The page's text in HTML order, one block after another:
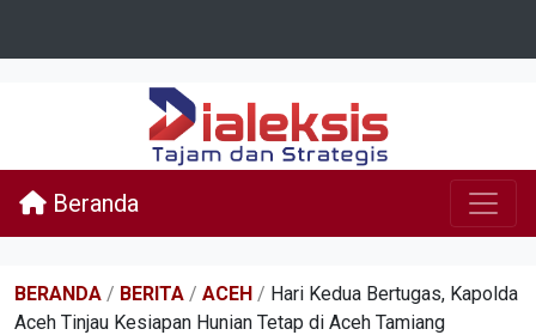
Beranda
BERANDA / BERITA / ACEH / Hari Kedua Bertugas, Kapolda
Aceh Tinjau Kesiapan Hunian Tetap di Aceh Tamiang